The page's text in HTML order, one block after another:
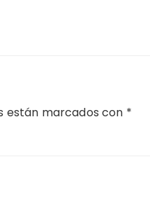
están marcados con *